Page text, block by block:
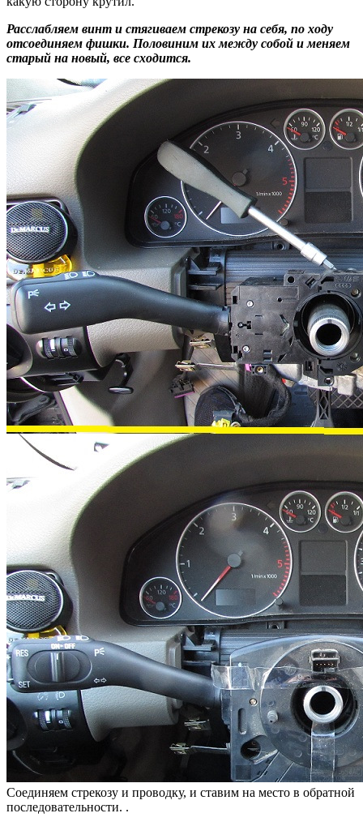
Расслабляем винт и стягиваем стрекозу на себя, по ходу
отсоединяем фишки. Половиним их между собой и меняем
старый на новый, все сходится.
Соединяем стрекозу и проводку, и ставим на место в обратной
последовательности. .